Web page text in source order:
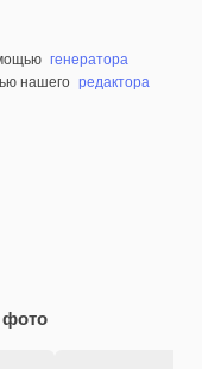
генератора
нашего редактора
фото